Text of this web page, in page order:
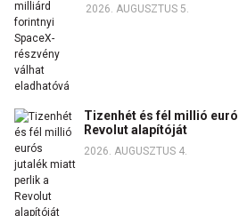
2026. AUGUSZTUS 5.
Tizenhét és fél millió
Revolut alapítóját
2026. AUGUSZTUS 4.